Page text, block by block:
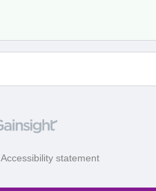
Accessibility statement